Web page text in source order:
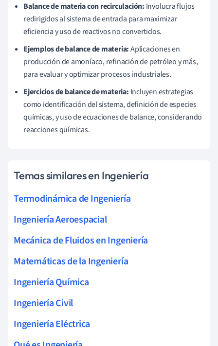
Balance de materia con recirculación: Involucra flujos
redirigidos al sistema de entrada para maximizar
eficiencia y uso de reactivos no convertidos.
Ejemplos de balance de materia:Aplicaciones en
producción de amoníaco, refinación de petróleo y más,
para evaluar y optimizar procesos industriales.
Ejercicios de balance de materia: Incluyen estrategias
como identificación del sistema, definición de especies
químicas, y uso de ecuaciones de balance, considerando
reacciones químicas.
Temas similares en Ingeniería
Termodinámica de Ingeniería
Ingeniería Aeroespacial
Mecánica de Fluidos en Ingeniería
Matemáticas de la Ingeniería
Ingeniería Química
Ingeniería Civil
Ingeniería Eléctrica